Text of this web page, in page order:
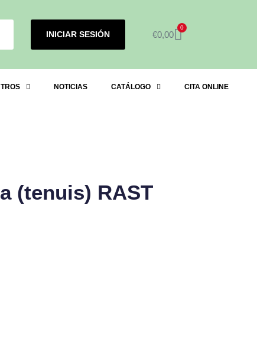
INICIAR SESIÓN €0,00
0
NOTICIAS CATÁLOGO CITA ONLINE
(tenuis) RAST